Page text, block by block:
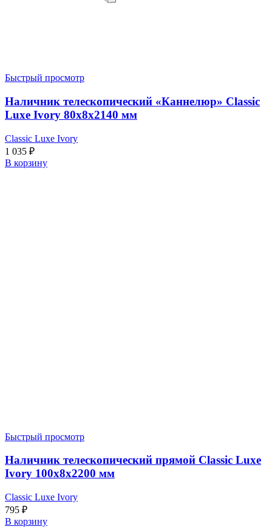
Быстрый просмотр
Наличник телескопический «Каннелюр» Classic
Luxe Ivory 80x8x2140 мм
Classic Luxe Ivory
1 035 ₽
В корзину
Быстрый просмотр
Наличник телескопический прямой Classic Luxe
Ivory 100x8x2200 мм
Classic Luxe Ivory
795 ₽
В корзину